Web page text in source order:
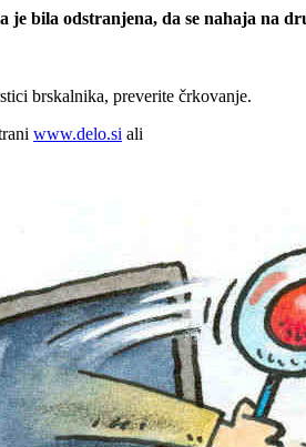
je bila odstranjena, da se nahaja na
brskalnika, preverite črkovanje.
www.delo.si ali